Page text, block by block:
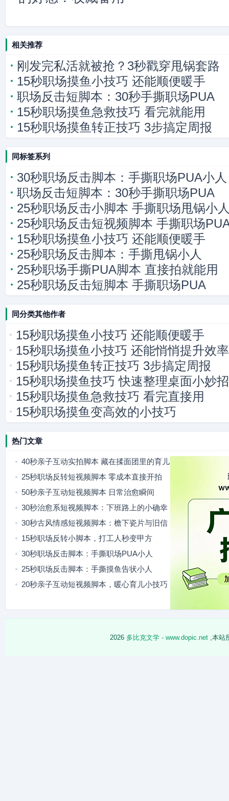
相关推荐
刚发完私活就被抢？3秒戳穿甩锅套路
15秒职场摸鱼小技巧 还能顺便暖手
职场反击短脚本：30秒手撕职场PUA
15秒职场摸鱼急救技巧 看完就能用
15秒职场摸鱼转正技巧 3步搞定周报
同标签系列
30秒职场反击脚本：手撕职场PUA小人
职场反击短脚本：30秒手撕职场PUA
25秒职场反击小脚本 手撕职场甩锅小
25秒职场反击短视频脚本 手撕职场
15秒职场摸鱼小技巧 还能顺便暖手
25秒职场反击脚本：手撕甩锅小人
25秒职场手撕PUA脚本 直接拍就能用
25秒职场反击短脚本 手撕职场PUA
同分类其他作者
15秒职场摸鱼小技巧 还能顺便暖手
15秒职场摸鱼小技巧 还能悄悄提升效率
15秒职场摸鱼转正技巧 3步搞定周报
15秒职场摸鱼技巧 快速整理桌面小妙招
15秒职场摸鱼急救技巧 看完直接用
15秒职场摸鱼变高效的小技巧
热门文章
40秒亲子互动实拍脚本 藏在揉面团里的育儿
小妙招
25秒职场反转短视频脚本 零成本直接开拍
50秒亲子互动短视频脚本 日常治愈瞬间
30秒治愈系短视频脚本：下班路上的小确幸
30秒古风情感短视频脚本：檐下瓷片与旧信
15秒职场反转小脚本，打工人秒变甲方
30秒职场反击脚本：手撕职场PUA小人
25秒职场反击脚本：手撕摸鱼告状小人
20秒亲子互动短视频脚本，暖心育儿小技巧
2026 多比克文学 - www.dopic.net ,本站